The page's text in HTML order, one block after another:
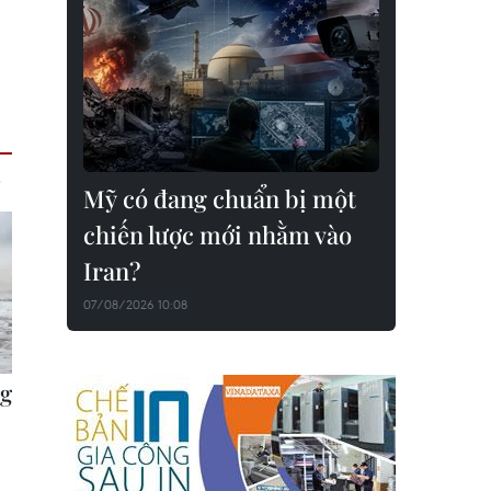
Mỹ có đang chuẩn bị một
chiến lược mới nhằm vào
Iran?
07/08/2026 10:08